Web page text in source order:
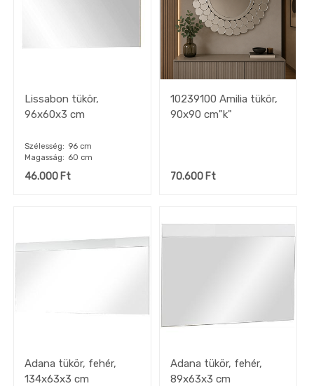
Lissabon tükör,
96x60x3 cm
Szélesség
96 cm
Magasság
60 cm
46.000 Ft
10239100 Amilia tükör,
90x90 cm"k"
70.600Ft
Adana tükör, fehér,
134x63x3 cm
Adana tükör, fehér,
89x63x3 cm